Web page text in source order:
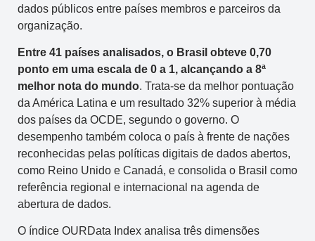
dados públicos entre países membros e parceiros da
organização.
Entre 41 países analisados, o Brasil obteve 0,70
ponto em uma escala de 0 a 1, alcançando a 8ª
melhor nota do mundo. Trata-se da melhor pontuação
da América Latina e um resultado 32% superior à média
dos países da OCDE, segundo o governo. O
desempenho também coloca o país à frente de nações
reconhecidas pelas políticas digitais de dados abertos,
como Reino Unido e Canadá, e consolida o Brasil como
referência regional e internacional na agenda de
abertura de dados.
O índice OURData Index analisa três dimensões